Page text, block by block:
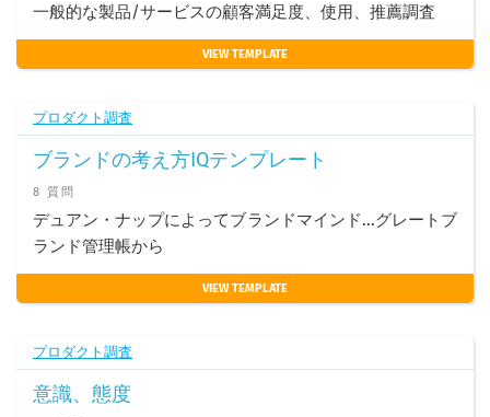
一般的な製品/サービスの顧客満足度、使用、推薦調査
VIEW TEMPLATE
プロダクト調査
ブランドの考え方IQテンプレート
8 質問
デュアン・ナップによってブランドマインド...グレートブ
ランド管理帳から
VIEW TEMPLATE
プロダクト調査
意識、態度